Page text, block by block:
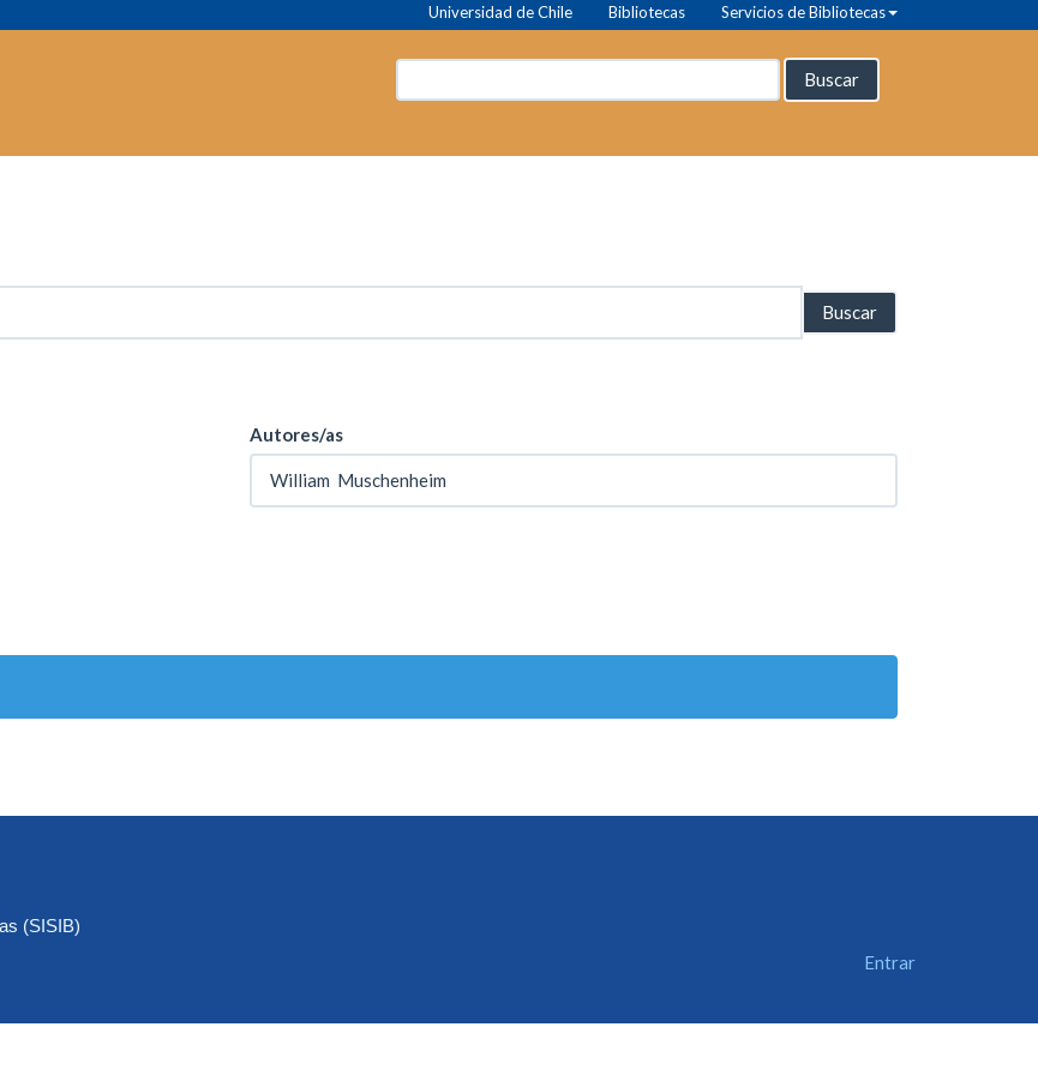
Universidad de Chile Bibliotecas Servicios de Bibliotecas
Buscar
Autores/as
(SISIB)
Entrar